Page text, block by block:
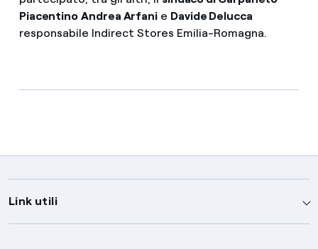
Piacentino Andrea Arfani e Davide Delucca
responsabile Indirect Stores Emilia-Romagna.
Link utili